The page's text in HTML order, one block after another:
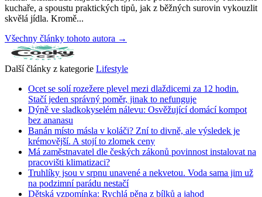
kuchaře, a spoustu praktických tipů, jak z běžných surovin vykouzlit
skvělá jídla. Kromě...
Všechny články tohoto autora →
Další články z kategorie Lifestyle
Ocet se solí rozežere plevel mezi dlaždicemi za 12 hodin.
Stačí jeden správný poměr, jinak to nefunguje
Dýně ve sladkokyselém nálevu: Osvěžující domácí kompot
bez ananasu
Banán místo másla v koláči? Zní to divně, ale výsledek je
krémovější. A stojí to zlomek ceny
Má zaměstnavatel dle českých zákonů povinnost instalovat na
pracovišti klimatizaci?
Truhlíky jsou v srpnu unavené a nekvetou. Voda sama jim už
na podzimní parádu nestačí
Dětská vzpomínka: Rychlá pěna z bílků a jahod